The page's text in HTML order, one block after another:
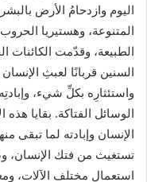
اليوم وازدحامُ الأرض
المتنوعة، وهستيريا
الطبيعة، وقدّمت الكائنات
السنين قربانًا لعبثِ
واستئثارِه بكلِّ شيء،
الوسائل الفتاكة. بقايا
الإنسان وإبادته لما
تستغيث من فتك الإنسان،
استعمال مختلف الآلات،